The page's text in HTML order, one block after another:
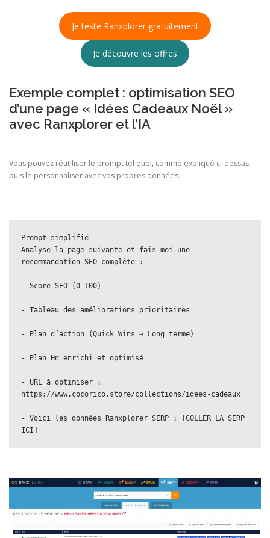
Je teste Ranxplorer gratuitement
Je découvre les offres
Exemple complet : optimisation SEO
d’une page « Idées Cadeaux Noël »
avec Ranxplorer et l’IA
Vous pouvez réutiliser le prompt tel quel, comme expliqué ci‑dessus,
puis le personnaliser avec vos propres données.
Prompt simplifié
Analyse la page suivante et fais-moi une
recommandation SEO complète :
- Score SEO (0–100)
- Tableau des améliorations prioritaires
- Plan d’action (Quick Wins → Long terme)
- Plan Hn enrichi et optimisé
- URL à optimiser :
https://www.cocorico.store/collections/idees-cadeaux
- Voici les données Ranxplorer SERP : [COLLER LA SERP
ICI]